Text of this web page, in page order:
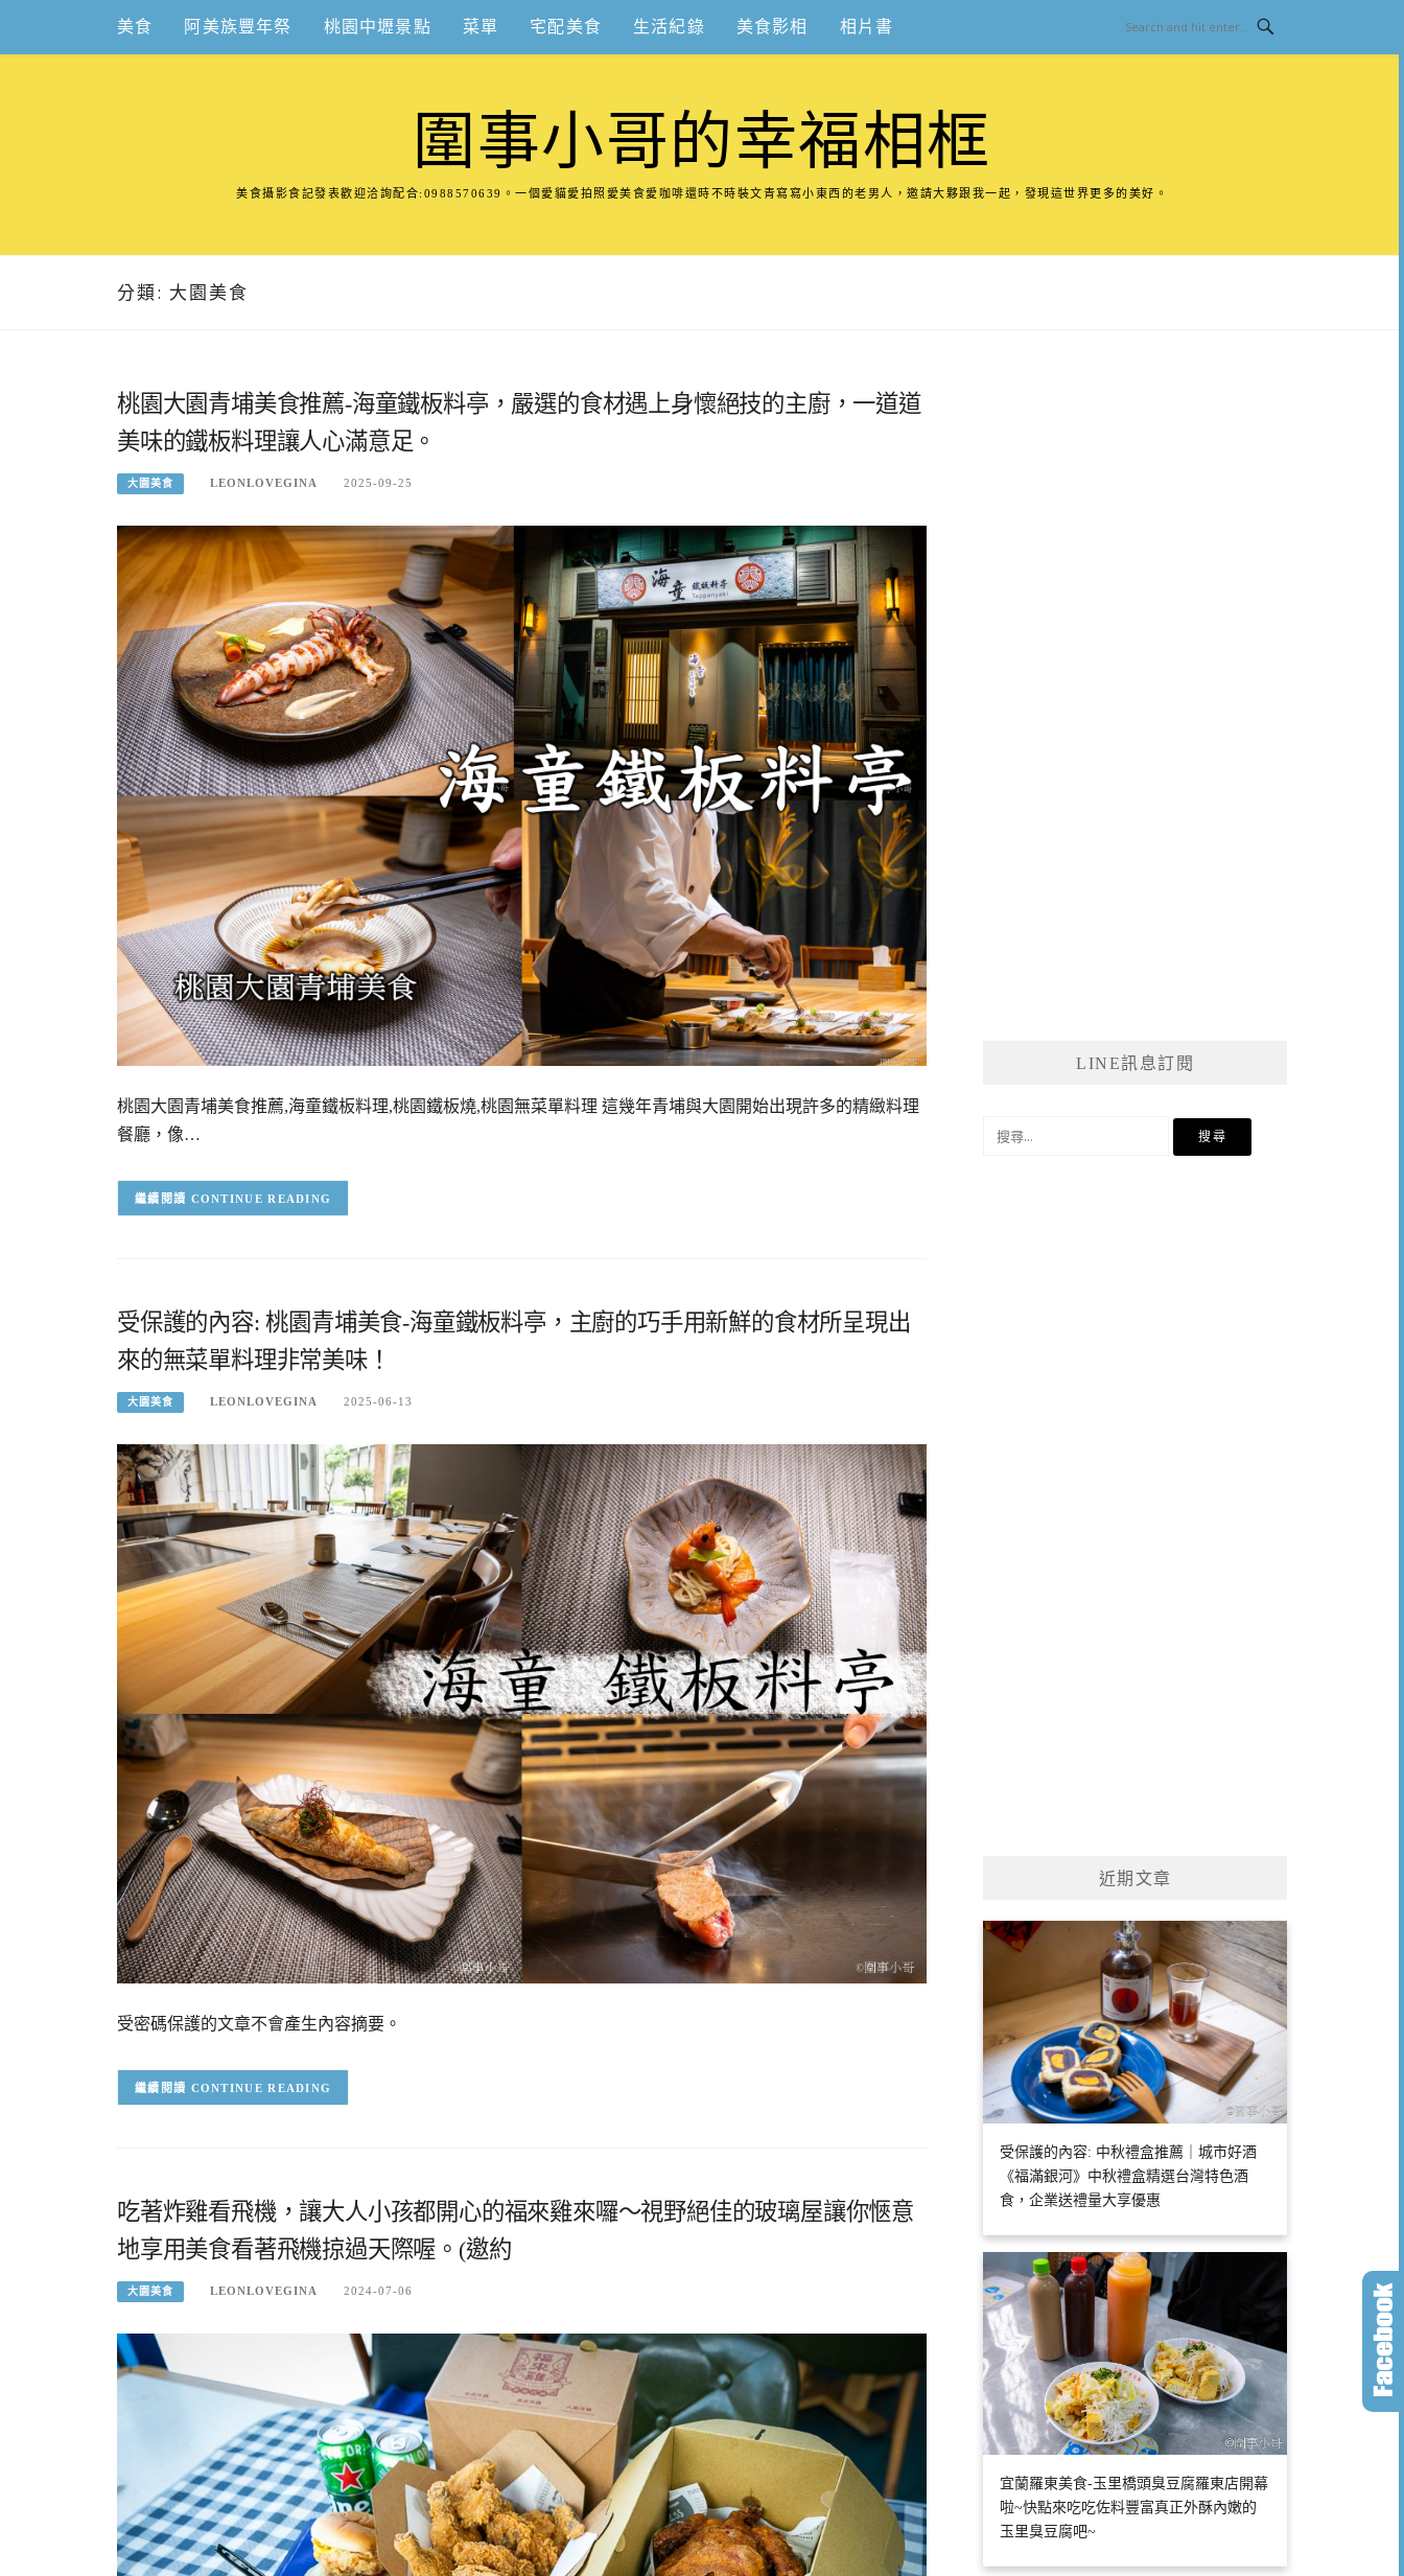
content
美食 阿美族豐年祭 桃園中壢景點 菜單 宅配美食 生活紀錄 美食影相 相片書
圍事小哥的幸福相框
美食攝影食記發表歡迎洽詢配合:0988570639。一個愛貓愛拍照愛美食愛咖啡還時不時裝文青寫寫小東西的老男人，邀請大夥跟我一起，發現這世界更多的美好。
分類: 大園美食
桃園大園青埔美食推薦-海童鐵板料亭，嚴選的食材遇上身懷絕技的主廚，一道道
美味的鐵板料理讓人心滿意足。
大園美食 LEONLOVEGINA 2025-09-25
桃園大園青埔美食推薦,海童鐵板料理,桃園鐵板燒,桃園無菜單料理 這幾年青埔與大園開始出現許多的精緻料理
餐廳，像…
CONTINUE READING
受保護的內容: 桃園青埔美食-海童鐵板料亭，主廚的巧手用新鮮的食材所呈現出
來的無菜單料理非常美味！
大園美食 LEONLOVEGINA 2025-06-13
受密碼保護的文章不會產生內容摘要。
CONTINUE READING
吃著炸雞看飛機，讓大人小孩都開心的福來雞來囉～視野絕佳的玻璃屋讓你愜意
地享用美食看著飛機掠過天際喔。(邀約
大園美食 LEONLOVEGINA 2024-07-06
LINE訊息訂閱
近期文章
受保護的內容: 中秋禮盒推薦｜城市好酒
《福滿銀河》中秋禮盒精選台灣特色酒
食，企業送禮量大享優惠
宜蘭羅東美食-玉里橋頭臭豆腐羅東店開幕
啦~快點來吃吃佐料豐富真正外酥內嫩的
玉里臭豆腐吧~